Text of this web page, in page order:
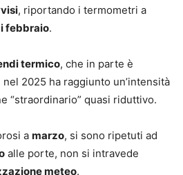
, riportando i termometri a
febbraio.
termico, che in parte è
2025 ha raggiunto un’intensità
“straordinario” quasi riduttivo.
a marzo, si sono ripetuti ad
alle porte, non si intravede
meteo.